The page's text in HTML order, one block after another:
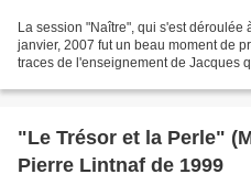
La session "Naître", qui s'est
janvier, 2007 fut un beau moment de
traces de l'enseignement de Jacques
"Le Trésor et la Perle"
Pierre Lintnaf de 1999